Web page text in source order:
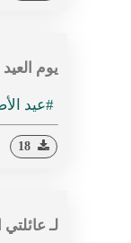
يوم
#عيد
لـ